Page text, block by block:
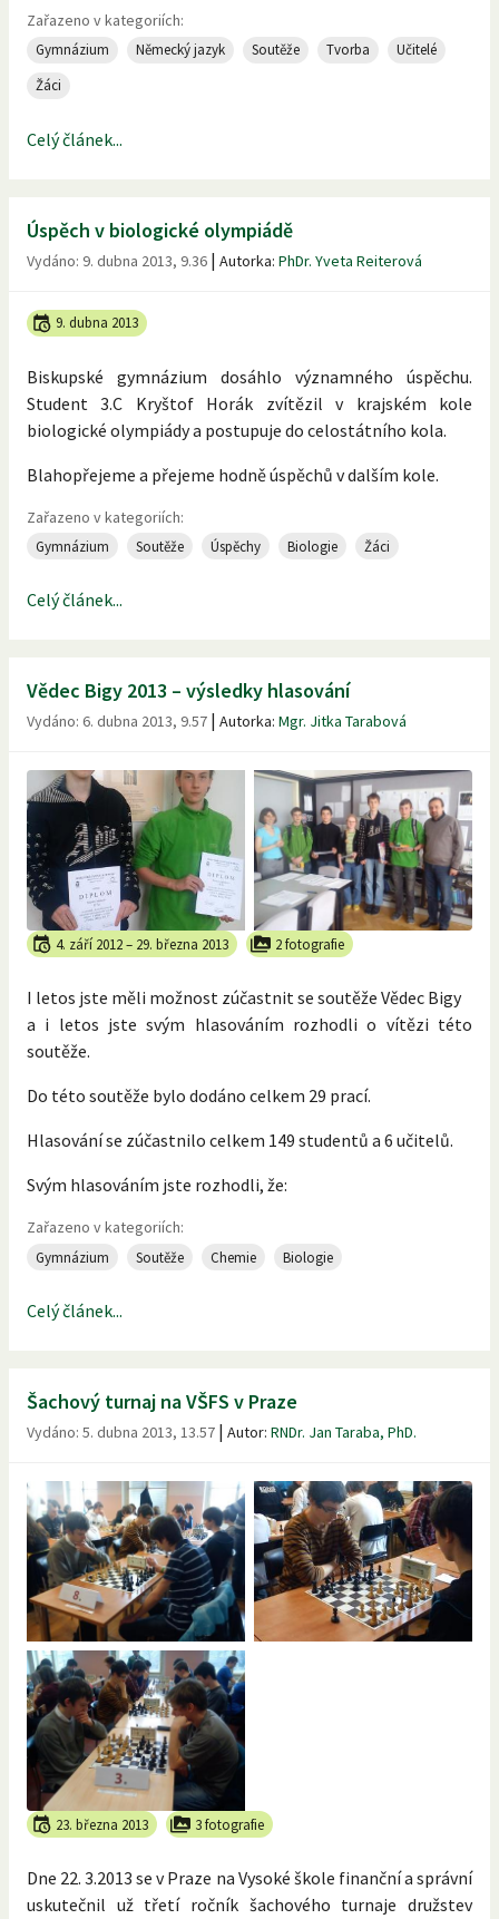
Zařazeno v kategoriích:
Gymnázium Německý jazyk Soutěže Tvorba
Učitelé
Žáci
Celý článek...
Úspěch v biologické olympiádě
Vydáno: 9. dubna 2013, 9.36 | Autorka: PhDr. Yveta Reiterová
9. dubna 2013
Biskupské gymnázium dosáhlo významného úspěchu.
Student 3.C Kryštof Horák zvítězil v krajském kole
biologické olympiády a postupuje do celostátního kola.
Blahopřejeme a přejeme hodně úspěchů v dalším kole.
Zařazeno v kategoriích:
Gymnázium Soutěže Úspěchy Biologie Žáci
Celý článek...
Vědec Bigy 2013 – výsledky hlasování
Vydáno: 6. dubna 2013, 9.57 | Autorka: Mgr. Jitka Tarabová
4. září 2012– 29. března 2013 2 fotografie
I letos jste měli možnost zúčastnit se soutěže Vědec Bigy
a i letos jste svým hlasováním rozhodli o vítězi této
soutěže.
Do této soutěže bylo dodáno celkem 29 prací.
Hlasování se zúčastnilo celkem 149 studentů a 6 učitelů.
Svým hlasováním jste rozhodli, že:
Zařazeno v kategoriích:
Gymnázium Soutěže Chemie Biologie
Celý článek...
Šachový turnaj na VŠFS v Praze
Vydáno: 5. dubna 2013, 13.57 | Autor: RNDr. Jan Taraba, PhD.
23. března 2013 3 fotografie
Dne 22. 3.2013 se v Praze na Vysoké škole finanční a správní
uskutečnil už třetí ročník šachového turnaje družstev